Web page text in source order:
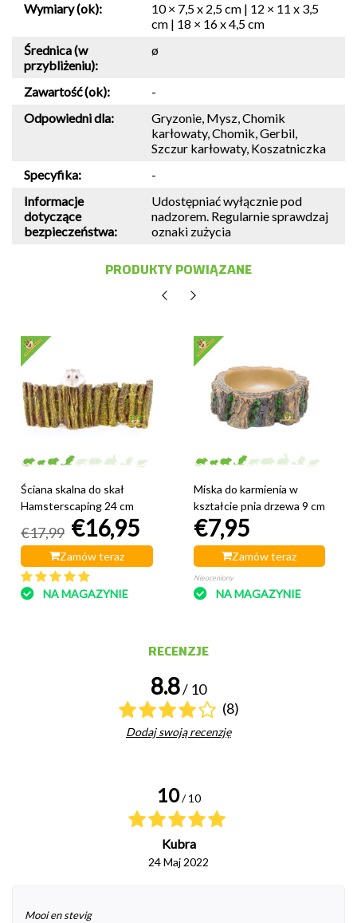
Wymiary (ok):
10 × 7,5 x 2,5 cm | 12 × 11 x 3,5
cm | 18 × 16 x 4,5 cm
Średnica (w
przybliżeniu):
ø
Zawartość (ok):
-
Odpowiedni dla:
Gryzonie, Mysz, Chomik
karłowaty, Chomik, Gerbil,
Szczur karłowaty, Koszatniczka
Specyfika:
-
Informacje
dotyczące
bezpieczeństwa:
Udostępniać wyłącznie pod
nadzorem. Regularnie sprawdzaj
oznaki zużycia
PRODUKTY POWIĄZANE
Ściana skalna do skał
Hamsterscaping 24 cm
€17,99 €16,95
Zamów teraz
NA MAGAZYNIE
Miska do karmienia w
kształcie pnia drzewa 9 cm
€7,95
Zamów teraz
Nieoceniony
NA MAGAZYNIE
RECENZJE
8.8/ 10
(8)
Dodaj swoją recenzję
10 / 10
Kubra
24 Maj 2022
Mooi en stevig